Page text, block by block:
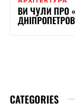
ВИ ЧУЛИ ПРО
CATEGORIES